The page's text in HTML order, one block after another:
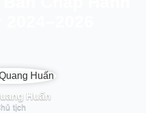
Huấn
tịch